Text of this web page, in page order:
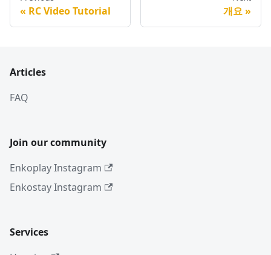
RC Video Tutorial 개요
Articles
FAQ
Join our community
Enkoplay Instagram
Enkostay Instagram
Services